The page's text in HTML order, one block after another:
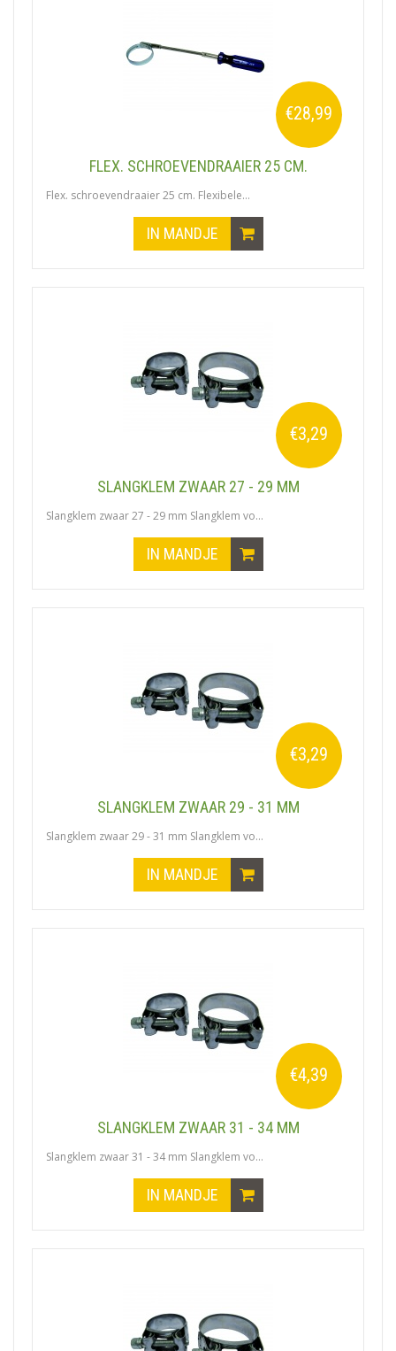
€28,99
FLEX. SCHROEVENDRAAIER 25 CM.
Flex. schroevendraaier 25 cm. Flexibele...
IN MANDJE
€3,29
SLANGKLEM ZWAAR 27 - 29 MM
Slangklem zwaar 27 - 29 mm Slangklem vo...
IN MANDJE
€3,29
SLANGKLEM ZWAAR 29 - 31 MM
Slangklem zwaar 29 - 31 mm Slangklem vo...
IN MANDJE
€4,39
SLANGKLEM ZWAAR 31 - 34 MM
Slangklem zwaar 31 - 34 mm Slangklem vo...
IN MANDJE